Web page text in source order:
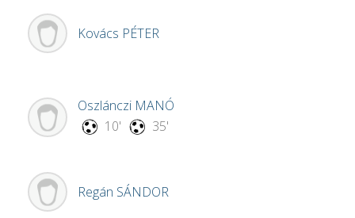
Kovács PÉTER
Oszlánczi MANÓ
10'
35'
Regán SÁNDOR